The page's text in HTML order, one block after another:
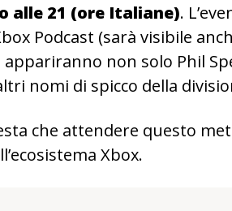
alle 21 (ore Italiane).
Podcast (sarà visibile
appariranno non solo Phil
nomi di spicco della
che attendere questo
Xbox.